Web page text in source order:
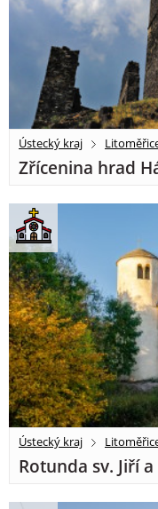
Ústecký kraj
Zřícenina hrad
Ústecký kraj
Rotunda sv. Jiří